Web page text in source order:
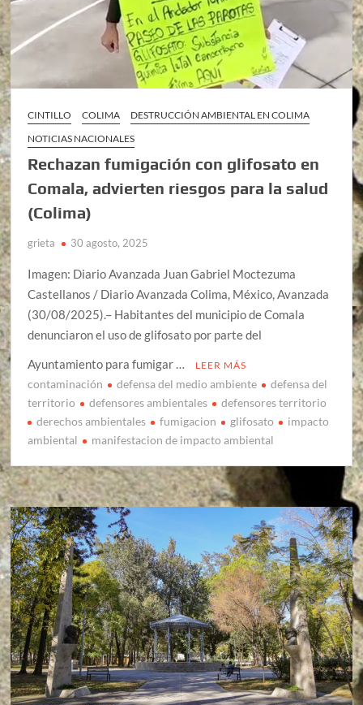
CINTILLO COLIMA
DESTRUCCIÓN AMBIENTAL EN COLIMA
NOTICIAS NACIONALES
Rechazan fumigación con glifosato en
Comala, advierten riesgos para la salud
(Colima)
grieta 30 agosto, 2025
Imagen: Diario Avanzada Juan Gabriel Moctezuma
Castellanos / Diario Avanzada Colima, México, Avanzada
(30/08/2025).– Habitantes del municipio de Comala
denunciaron el uso de glifosato por parte del
Ayuntamiento para fumigar …
LEER MÁS
contaminación defensa del medio ambiente
defensa del
territorio
defensores ambientales
defensores territorio
derechos ambientales
fumigacion glifosato
impacto
ambiental
manifestacion de impacto ambiental